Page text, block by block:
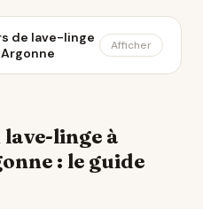
de lave-linge
Afficher
linge à
: le guide